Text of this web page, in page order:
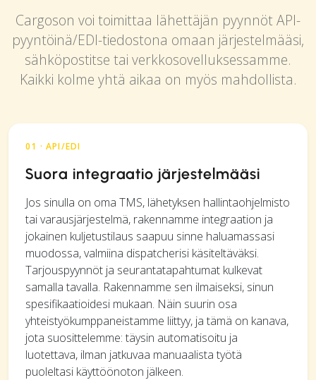
Cargoson voi toimittaa lähettäjän pyynnöt API-
pyyntöinä/EDI-tiedostona omaan järjestelmääsi,
sähköpostitse tai verkkosovelluksessamme.
Kaikki kolme yhtä aikaa on myös mahdollista.
01 · API/EDI
Suora integraatio järjestelmääsi
Jos sinulla on oma TMS, lähetyksen hallintaohjelmisto
tai varausjärjestelmä, rakennamme integraation ja
jokainen kuljetustilaus saapuu sinne haluamassasi
muodossa, valmiina dispatcherisi käsiteltäväksi.
Tarjouspyynnöt ja seurantatapahtumat kulkevat
samalla tavalla. Rakennamme sen ilmaiseksi, sinun
spesifikaatioidesi mukaan. Näin suurin osa
yhteistyökumppaneistamme liittyy, ja tämä on kanava,
jota suosittelemme: täysin automatisoitu ja
luotettava, ilman jatkuvaa manuaalista työtä
puoleltasi käyttöönoton jälkeen.